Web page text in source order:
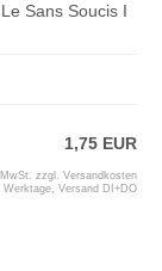
Sans Soucis I
1,75 EUR
zzgl. Versandkosten
Werktage, Versand DI+DO